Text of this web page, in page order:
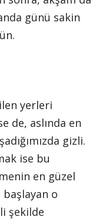
günü sakin
yerleri
de, aslında en
gizli.
ise bu
en güzel
o
şekilde